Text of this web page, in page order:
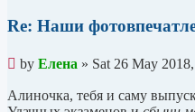
Re: Наши
Unread
post
by Елена » Sat 26 May
Алиночка, тебя и саму